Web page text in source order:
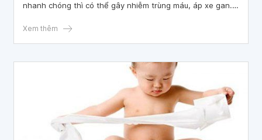
nhanh chóng thì có thể gây nhiễm trùng máu, áp xe gan....
chữa kiết lỵ nhanh nhất mà mọi người có thể tham khảo,
Xem thêm